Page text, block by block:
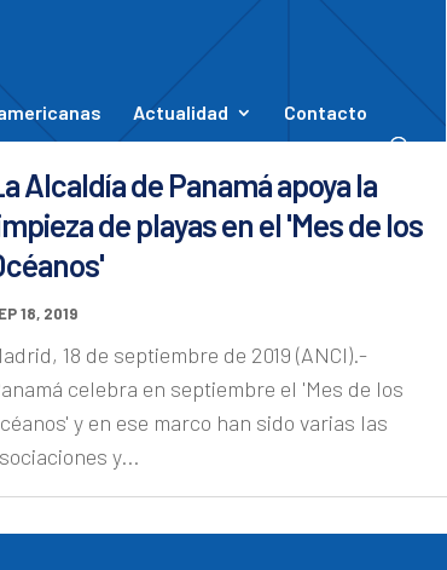
Actualidad Contacto
Alcaldía de Panamá apoya la
de playas en el 'Mes de los
18, 2019
18 de septiembre de 2019 (ANCI).-
celebra en septiembre el 'Mes de los
y en ese marco han sido varias las
y...